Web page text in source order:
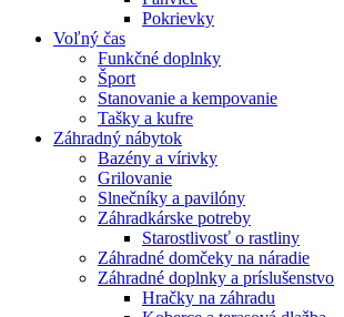
Pokrievky
Voľný čas
Funkčné doplnky
Šport
Stanovanie a kempovanie
Tašky a kufre
Záhradný nábytok
Bazény a vírivky
Grilovanie
Slnečníky a pavilóny
Záhradkárske potreby
Starostlivosť o rastliny
Záhradné domčeky na náradie
Záhradné doplnky a príslušenstvo
Hračky na záhradu